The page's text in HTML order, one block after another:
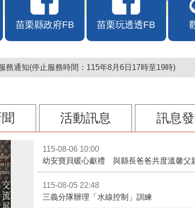
苗栗縣政府FB 苗栗玩透透FB
務通知(停止服務時間：115年8月6日17時至19時)
活動訊息 訊息
115-08-06 10:00
幼安寶貝暖心獻禮 與縣長爸爸共度溫馨父
115-08-05 22:48
三義分隊辦理「水線控制」訓練